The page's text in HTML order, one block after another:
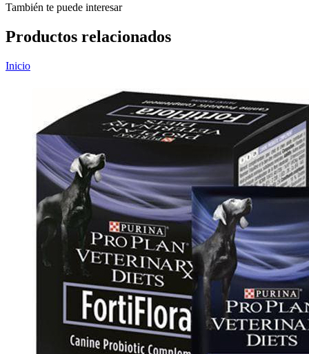
También te puede interesar
Productos relacionados
Inicio